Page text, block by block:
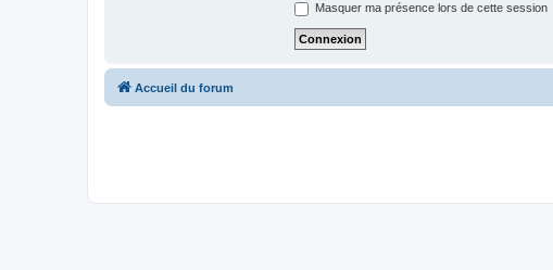
Masquer ma présence lors de cette session
Accueil du forum